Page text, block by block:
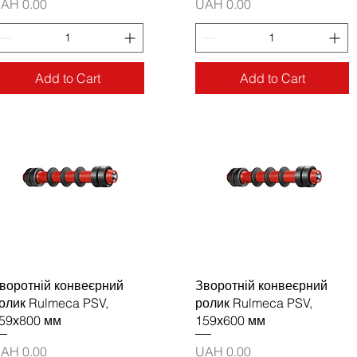
0.00
Add to Cart
Price
UAH 0.00
Add to Cart
конвеєрний
Rulmeca PSV,
мм
0.00
Зворотній конвеєрний
ролик Rulmeca PSV,
159х600 мм
Price
UAH 0.00